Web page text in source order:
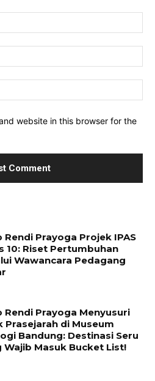
website in this browser for the
Rendi Prayoga Projek IPAS
10: Riset Pertumbuhan
Wawancara Pedagang
Rendi Prayoga Menyusuri
Prasejarah di Museum
Bandung: Destinasi Seru
Wajib Masuk Bucket List!